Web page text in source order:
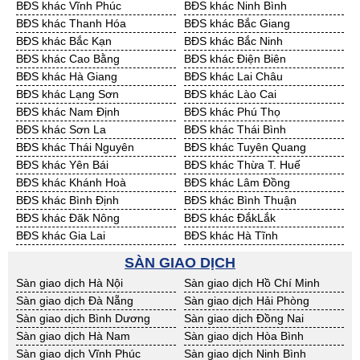
Cần Thuê Bình Phước
Cần Thuê Cà Mau
Cần Thuê Đồng Tháp
Cần Thuê Hậu Giang
Cần Thuê Kiên Giang
Cần Thuê Long An
Cần Thuê Sóc Trăng
Cần Thuê Tây Ninh
Cần Thuê Tiền Giang
Cần Thuê Trà Vinh
Cần Thuê Vĩnh Long
Cần Thuê Hải Dương
Cần Thuê Hưng Yên
Cần Thuê Quảng Ninh
BĐS khác Vĩnh Phúc
BĐS khác Ninh Bình
BĐS khác Thanh Hóa
BĐS khác Bắc Giang
BĐS khác Bắc Kạn
BĐS khác Bắc Ninh
BĐS khác Cao Bằng
BĐS khác Điện Biên
BĐS khác Hà Giang
BĐS khác Lai Châu
BĐS khác Lạng Sơn
BĐS khác Lào Cai
BĐS khác Nam Định
BĐS khác Phú Thọ
BĐS khác Sơn La
BĐS khác Thái Bình
BĐS khác Thái Nguyên
BĐS khác Tuyên Quang
BĐS khác Yên Bái
BĐS khác Thừa T. Huế
BĐS khác Khánh Hoà
BĐS khác Lâm Đồng
BĐS khác Bình Định
BĐS khác Bình Thuận
BĐS khác Đăk Nông
BĐS khác ĐắkLắk
BĐS khác Gia Lai
BĐS khác Hà Tĩnh
BĐS khác Ninh Thuận
BĐS khác Phú Yên
BĐS khác Quảng Bình
BĐS khác Quảng Nam
BĐS khác Quảng Ngãi
BĐS khác Bà Rịa - VT
BĐS khác Cần Thơ
BĐS khác An Giang
BĐS khác Bạc Liêu
BĐS khác Bến Tre
SÀN GIAO DỊCH
Sàn giao dịch Hà Nội
Sàn giao dịch Hồ Chí Minh
Sàn giao dịch Đà Nẵng
Sàn giao dịch Hải Phòng
Sàn giao dịch Bình Dương
Sàn giao dịch Đồng Nai
Sàn giao dịch Hà Nam
Sàn giao dịch Hòa Bình
Sàn giao dịch Vĩnh Phúc
Sàn giao dịch Ninh Bình